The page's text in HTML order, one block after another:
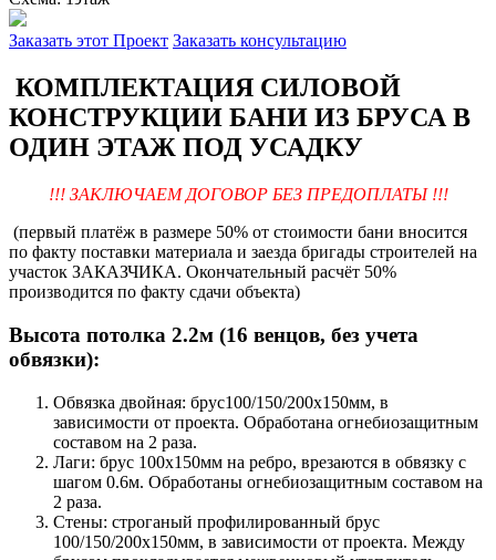
Заказать этот Проект Заказать консультацию
КОМПЛЕКТАЦИЯ СИЛОВОЙ
КОНСТРУКЦИИ БАНИ ИЗ БРУСА В
ОДИН ЭТАЖ ПОД УСАДКУ
!!! ЗАКЛЮЧАЕМ ДОГОВОР БЕЗ ПРЕДОПЛАТЫ !!!
(первый платёж в размере 50% от стоимости бани вносится
по факту поставки материала и заезда бригады строителей на
участок ЗАКАЗЧИКА. Окончательный расчёт 50%
производится по факту сдачи объекта)
Высота потолка 2.2м (16 венцов, без учета
обвязки):
Обвязка двойная: брус100/150/200х150мм, в
зависимости от проекта. Обработана огнебиозащитным
составом на 2 раза.
Лаги: брус 100х150мм на ребро, врезаются в обвязку с
шагом 0.6м. Обработаны огнебиозащитным составом на
2 раза.
Стены: строганый профилированный брус
100/150/200х150мм, в зависимости от проекта. Между